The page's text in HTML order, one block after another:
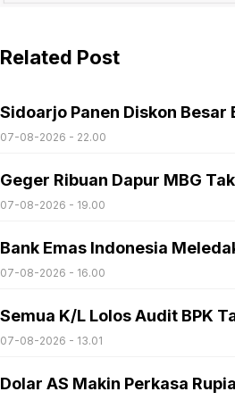
Related Post
Sidoarjo Panen Diskon Besar
07-08-2026 - 22.00
Geger Ribuan Dapur MBG
07-08-2026 - 19.00
Bank Emas Indonesia
07-08-2026 - 16.00
Semua K/L Lolos Audit BPK
07-08-2026 - 13.01
Dolar AS Makin Perkasa